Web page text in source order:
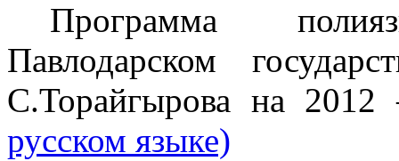
Программа
Павлодарском
С.Торайгырова на
русском языке)